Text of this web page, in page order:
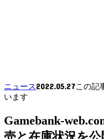
ニュース2022.05.27この記
います
Gamebank-